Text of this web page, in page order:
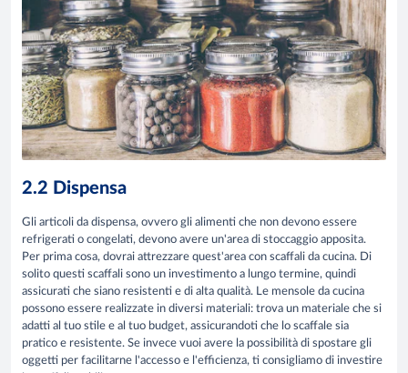
2.2 Dispensa
Gli articoli da dispensa, ovvero gli alimenti che non devono essere
refrigerati o congelati, devono avere un'area di stoccaggio apposita.
Per prima cosa, dovrai attrezzare quest'area con scaffali da cucina. Di
solito questi scaffali sono un investimento a lungo termine, quindi
assicurati che siano resistenti e di alta qualità. Le mensole da cucina
possono essere realizzate in diversi materiali: trova un materiale che si
adatti al tuo stile e al tuo budget, assicurandoti che lo scaffale sia
pratico e resistente. Se invece vuoi avere la possibilità di spostare gli
oggetti per facilitarne l'accesso e l'efficienza, ti consigliamo di investire